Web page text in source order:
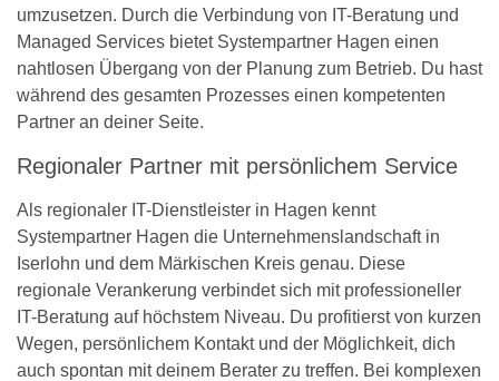
umzusetzen. Durch die Verbindung von IT-Beratung und
Managed Services bietet Systempartner Hagen einen
nahtlosen Übergang von der Planung zum Betrieb. Du hast
während des gesamten Prozesses einen kompetenten
Partner an deiner Seite.
Regionaler Partner mit persönlichem Service
Als regionaler IT-Dienstleister in Hagen kennt
Systempartner Hagen die Unternehmenslandschaft in
Iserlohn und dem Märkischen Kreis genau. Diese
regionale Verankerung verbindet sich mit professioneller
IT-Beratung auf höchstem Niveau. Du profitierst von kurzen
Wegen, persönlichem Kontakt und der Möglichkeit, dich
auch spontan mit deinem Berater zu treffen. Bei komplexen